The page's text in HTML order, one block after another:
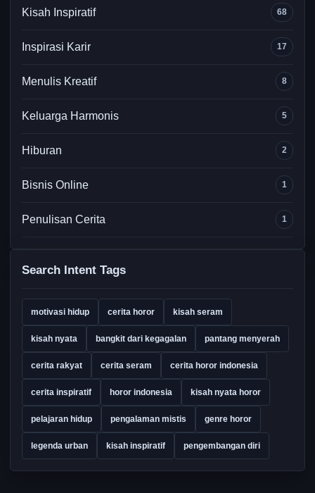
Kisah Inspiratif 68
Inspirasi Karir 17
Menulis Kreatif 8
Keluarga Harmonis 5
Hiburan 2
Bisnis Online 1
Penulisan Cerita 1
Search Intent Tags
motivasi hidup cerita horor kisah seram
kisah nyata bangkit dari kegagalan pantang menyerah
cerita rakyat cerita seram cerita horor indonesia
cerita inspiratif horor indonesia kisah nyata horor
pelajaran hidup pengalaman mistis genre horor
legenda urban kisah inspiratif pengembangan diri